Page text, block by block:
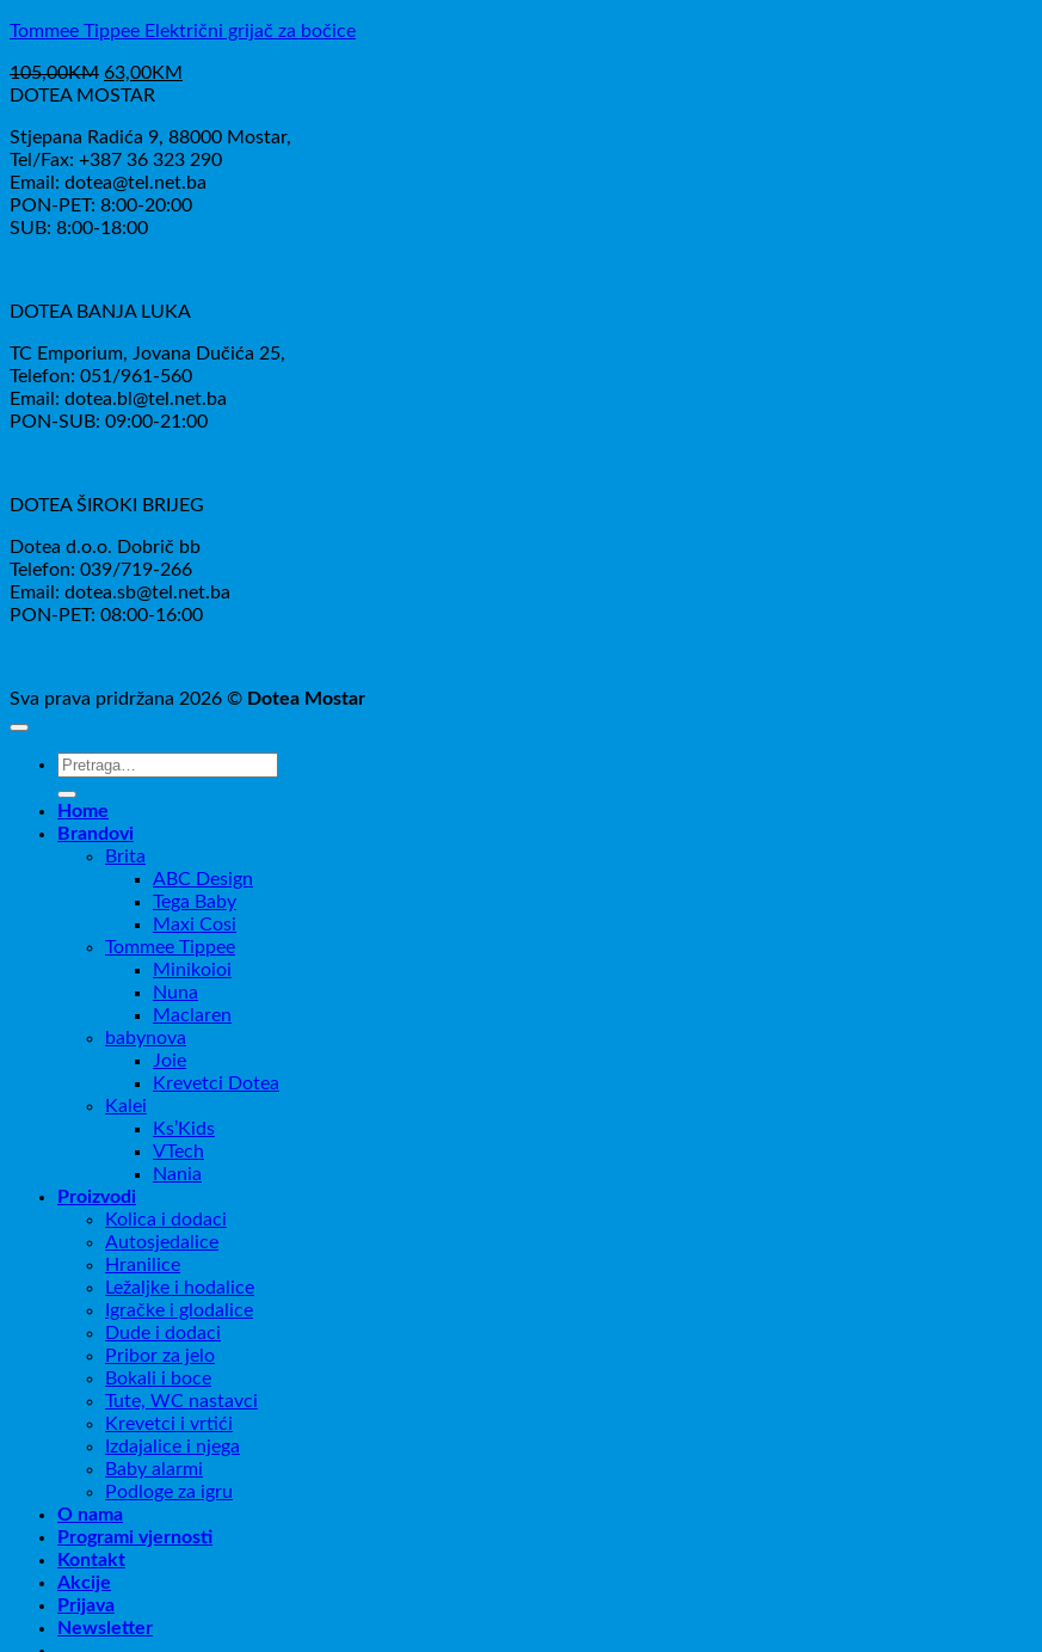
Tommee Tippee Električni grijač za bočice
105,00KM Izvorna
cijena
je:
105,00KM.
63,00KM
63,00KM.
DOTEA MOSTAR
Stjepana Radića 9, 88000 Mostar,
Tel/Fax: +387 36 323 290
Email: dotea@tel.net.ba
PON-PET: 8:00-20:00
SUB: 8:00-18:00
DOTEA BANJA LUKA
TC Emporium, Jovana Dučića 25,
Telefon: 051/961-560
Email: dotea.bl@tel.net.ba
PON-SUB: 09:00-21:00
DOTEA ŠIROKI BRIJEG
Dotea d.o.o. Dobrič bb
Telefon: 039/719-266
Email: dotea.sb@tel.net.ba
PON-PET: 08:00-16:00
Sva prava pridržana 2026 © Dotea Mostar
Pretraži:
Home
Brandovi
Brita
ABC Design
Tega Baby
Maxi Cosi
Tommee Tippee
Minikoioi
Nuna
Maclaren
babynova
Joie
Krevetci Dotea
Kalei
Ks’Kids
VTech
Nania
Proizvodi
Kolica i dodaci
Autosjedalice
Hranilice
Ležaljke i hodalice
Igračke i glodalice
Dude i dodaci
Pribor za jelo
Bokali i boce
Tute, WC nastavci
Krevetci i vrtići
Izdajalice i njega
Baby alarmi
Podloge za igru
O nama
Programi vjernosti
Kontakt
Akcije
Prijava
Newsletter